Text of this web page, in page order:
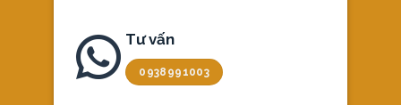
Tư vấn
0938991003